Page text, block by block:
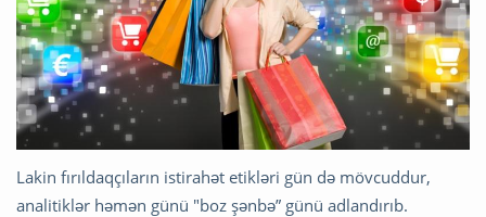
Lakin fırıldaqçıların istirahət etikləri gün də mövcuddur,
analitiklər həmən günü "boz şənbə” günü adlandırıb.